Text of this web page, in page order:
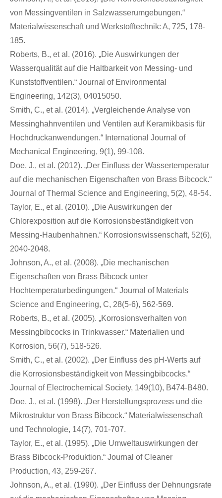
von Messingventilen in Salzwasserumgebungen.“
Materialwissenschaft und Werkstofftechnik: A, 725, 178-
185.
Roberts, B., et al. (2016). „Die Auswirkungen der
Wasserqualität auf die Haltbarkeit von Messing- und
Kunststoffventilen.“ Journal of Environmental
Engineering, 142(3), 04015050.
Smith, C., et al. (2014). „Vergleichende Analyse von
Messinghahnventilen und Ventilen auf Keramikbasis für
Hochdruckanwendungen.“ International Journal of
Mechanical Engineering, 9(1), 99-108.
Doe, J., et al. (2012). „Der Einfluss der Wassertemperatur
auf die mechanischen Eigenschaften von Brass Bibcock.“
Journal of Thermal Science and Engineering, 5(2), 48-54.
Taylor, E., et al. (2010). „Die Auswirkungen der
Chlorexposition auf die Korrosionsbeständigkeit von
Messing-Haubenhahnen.“ Korrosionswissenschaft, 52(6),
2040-2048.
Johnson, A., et al. (2008). „Die mechanischen
Eigenschaften von Brass Bibcock unter
Hochtemperaturbedingungen.“ Journal of Materials
Science and Engineering, C, 28(5-6), 562-569.
Roberts, B., et al. (2005). „Korrosionsverhalten von
Messingbibcocks in Trinkwasser.“ Materialien und
Korrosion, 56(7), 518-526.
Smith, C., et al. (2002). „Der Einfluss des pH-Werts auf
die Korrosionsbeständigkeit von Messingbibcocks.“
Journal of Electrochemical Society, 149(10), B474-B480.
Doe, J., et al. (1998). „Der Herstellungsprozess und die
Mikrostruktur von Brass Bibcock.“ Materialwissenschaft
und Technologie, 14(7), 701-707.
Taylor, E., et al. (1995). „Die Umweltauswirkungen der
Brass Bibcock-Produktion.“ Journal of Cleaner
Production, 43, 259-267.
Johnson, A., et al. (1990). „Der Einfluss der Dehnungsrate